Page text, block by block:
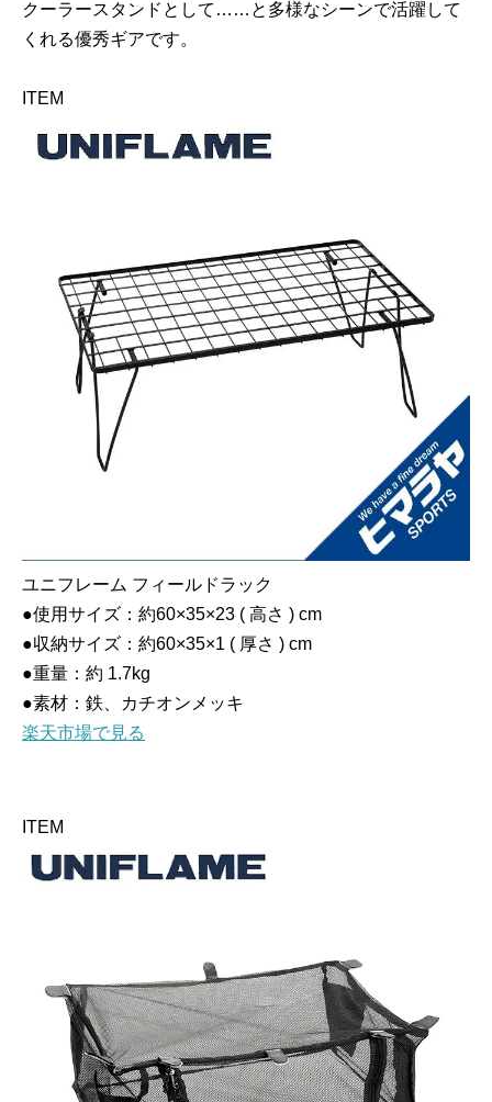
クーラースタンドとして……と多様なシーンで活躍して
くれる優秀ギアです。
ITEM
ユニフレーム フィールドラック
●使用サイズ：約60×35×23 ( 高さ ) cm
●収納サイズ：約60×35×1 ( 厚さ ) cm
●重量：約 1.7kg
●素材：鉄、カチオンメッキ
楽天市場で見る
ITEM